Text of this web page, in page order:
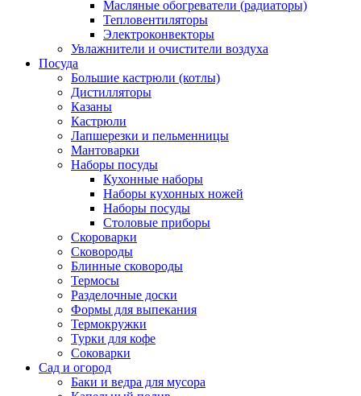
Масляные обогреватели (радиаторы)
Тепловентиляторы
Электроконвекторы
Увлажнители и очистители воздуха
Посуда
Большие кастрюли (котлы)
Дистилляторы
Казаны
Кастрюли
Лапшерезки и пельменницы
Мантоварки
Наборы посуды
Кухонные наборы
Наборы кухонных ножей
Наборы посуды
Столовые приборы
Скороварки
Сковороды
Блинные сковороды
Термосы
Разделочные доски
Формы для выпекания
Термокружки
Турки для кофе
Соковарки
Сад и огород
Баки и ведра для мусора